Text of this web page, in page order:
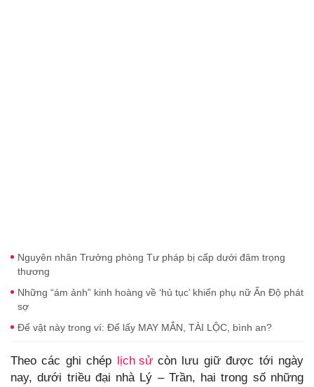
Nguyên nhân Trưởng phòng Tư pháp bị cấp dưới đâm trọng
thương
Những “ám ảnh” kinh hoàng về ‘hủ tục’ khiến phụ nữ Ấn Độ phát
sợ
Để vật này trong ví: Để lấy MAY MẮN, TÀI LỘC, bình an?
Theo các ghi chép lịch sửcòn lưu giữ được tới ngày
nay, dưới triều đại nhà Lý – Trần, hai trong số những